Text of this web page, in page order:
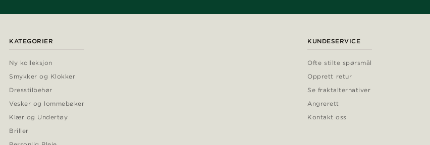
KATEGORIER
Ny kolleksjon
Smykker og Klokker
Dresstilbehør
Vesker og lommebøker
Klær og Undertøy
Briller
KUNDESERVICE
Ofte stilte spørsmål
Opprett retur
Se fraktalternativer
Angrerett
Kontakt oss